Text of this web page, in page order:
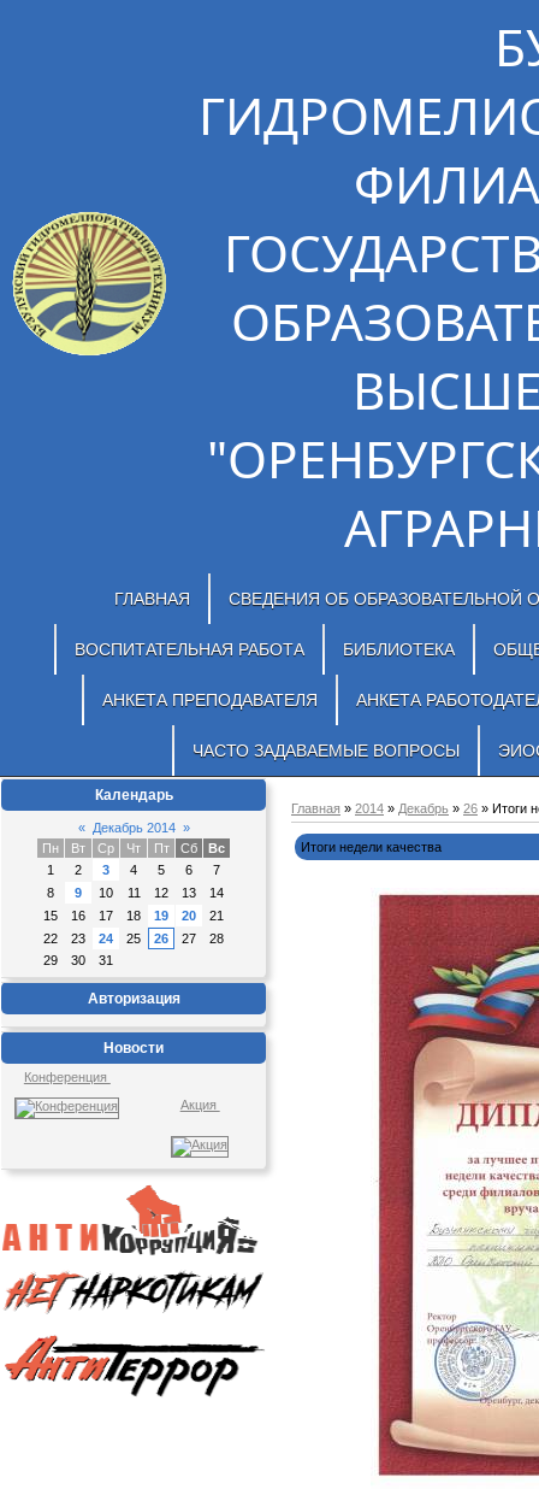
ГЛАВНАЯ СВЕДЕНИЯ ОБ ОБРАЗОВАТЕЛЬНОЙ
ВОСПИТАТЕЛЬНАЯ РАБОТА БИБЛИОТЕКА
АНКЕТА ПРЕПОДАВАТЕЛЯ АНКЕТА
ЧАСТО ЗАДАВАЕМЫЕ ВОПРОСЫ
Календарь
« Декабрь 2014 »
Пн
Вт Ср Чт Пт Сб
Вс
1
2 3 4 5 6
7
8
9 10 11 12 13
14
15
16 17 18 19 20
21
22
23 24 25 26 27
28
29
30 31
Авторизация
Новости
Конференция
Акция
Главная » 2014 » Декабрь » 26 » Итоги
Итоги недели качества